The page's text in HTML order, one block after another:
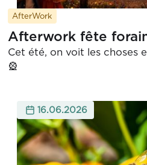
AfterWork
Afterwork fête
Cet été, on voit les choses
16.06.2026